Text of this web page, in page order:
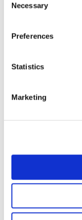
Selection
Necessary
Preferences
Statistics
Marketing
Эстрада
Применить